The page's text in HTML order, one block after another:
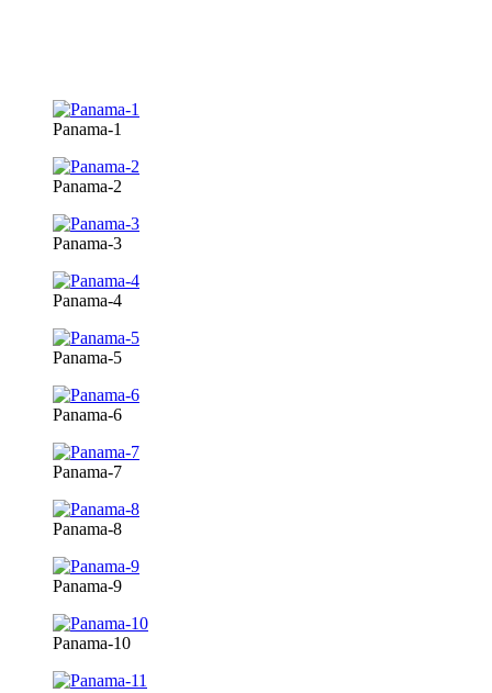
Panama-1
Panama-2
Panama-3
Panama-4
Panama-5
Panama-6
Panama-7
Panama-8
Panama-9
Panama-10